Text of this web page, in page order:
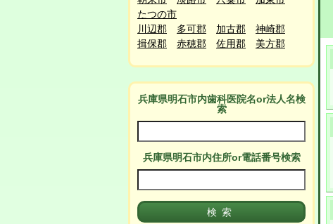
たつの市
川辺郡
多可郡 加古郡
神崎郡
揖保郡
赤穂郡 佐用郡 美方郡
兵庫県明石市内歯科医院名or法人名検
索
兵庫県明石市内住所or電話番号検索